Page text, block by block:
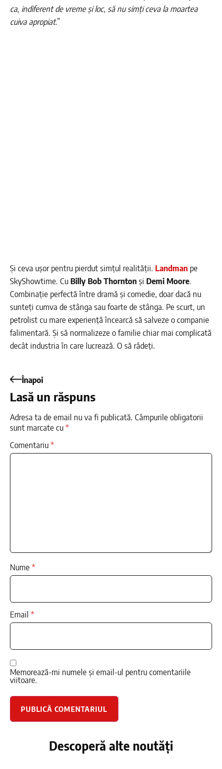
ca, indiferent de vreme și loc, să nu simți ceva la moartea
cuiva apropiat.”
Și ceva ușor pentru pierdut simțul realității. Landman pe
SkyShowtime. Cu Billy Bob Thorntonși Demi Moore.
Combinație perfectă între dramă și comedie, doar dacă nu
sunteți cumva de stânga sau foarte de stânga. Pe scurt, un
petrolist cu mare experiență încearcă să salveze o companie
falimentară. Și să normalizeze o familie chiar mai complicată
decât industria în care lucrează. O să râdeți.
Înapoi
Lasă un răspuns
Adresa ta de email nu va fi publicată. Câmpurile obligatorii
sunt marcate cu*
Comentariu*
Nume*
Email *
Memorează-mi numele și email-ul pentru comentariile
viitoare.
Descoperă alte noutăți